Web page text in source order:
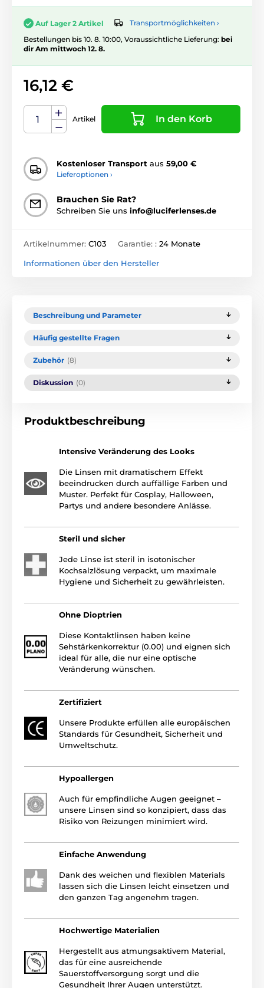
Auf Lager 2 Artikel
Transportmöglichkeiten ›
Bestellungen bis 10. 8. 10:00, Voraussichtliche Lieferung: bei
dir Am mittwoch 12. 8.
16,12 €
Artikel In den Korb
Kostenloser Transport aus 59,00 €
Lieferoptionen ›
Brauchen Sie Rat?
Schreiben Sie uns info@luciferlenses.de
Artikelnummer: C103 Garantie: : 24 Monate
Informationen über den Hersteller
Beschreibung und Parameter
Häufig gestellte Fragen
Zubehör (8)
Diskussion (0)
Produktbeschreibung
Intensive Veränderung des Looks
Die Linsen mit dramatischem Effekt
beeindrucken durch auffällige Farben und
Muster. Perfekt für Cosplay, Halloween,
Partys und andere besondere Anlässe.
Steril und sicher
Jede Linse ist steril in isotonischer
Kochsalzlösung verpackt, um maximale
Hygiene und Sicherheit zu gewährleisten.
Ohne Dioptrien
Diese Kontaktlinsen haben keine
Sehstärkenkorrektur (0.00) und eignen sich
ideal für alle, die nur eine optische
Veränderung wünschen.
Zertifiziert
Unsere Produkte erfüllen alle europäischen
Standards für Gesundheit, Sicherheit und
Umweltschutz.
Hypoallergen
Auch für empfindliche Augen geeignet –
unsere Linsen sind so konzipiert, dass das
Risiko von Reizungen minimiert wird.
Einfache Anwendung
Dank des weichen und flexiblen Materials
lassen sich die Linsen leicht einsetzen und
den ganzen Tag angenehm tragen.
Hochwertige Materialien
Hergestellt aus atmungsaktivem Material,
das für eine ausreichende
Sauerstoffversorgung sorgt und die
Gesundheit Ihrer Augen unterstützt.